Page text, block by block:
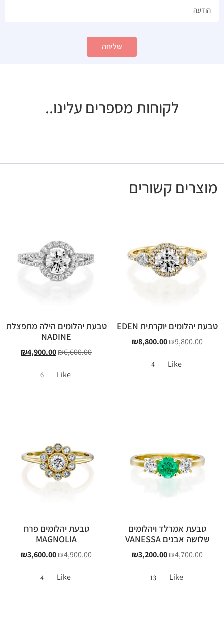
שליחה
לקוחות מספרים עלינו..
מוצרים קשורים
טבעת יהלומים יוקרתית EDEN
₪9,800.00
₪8,800.00
Like
4
טבעת יהלומים הילה מתפצלת
NADINE
₪6,600.00
₪4,900.00
Like
6
טבעת אמרלד ויהלומים
שלושה אבנים VANESSA
₪4,700.00
₪3,200.00
Like
13
טבעת יהלומים פרח
MAGNOLIA
₪4,900.00
₪3,600.00
Like
4